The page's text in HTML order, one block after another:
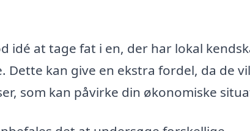
idé at tage fat i en, der har lokal
kan give en ekstra fordel, da de vil
som kan påvirke din økonomiske